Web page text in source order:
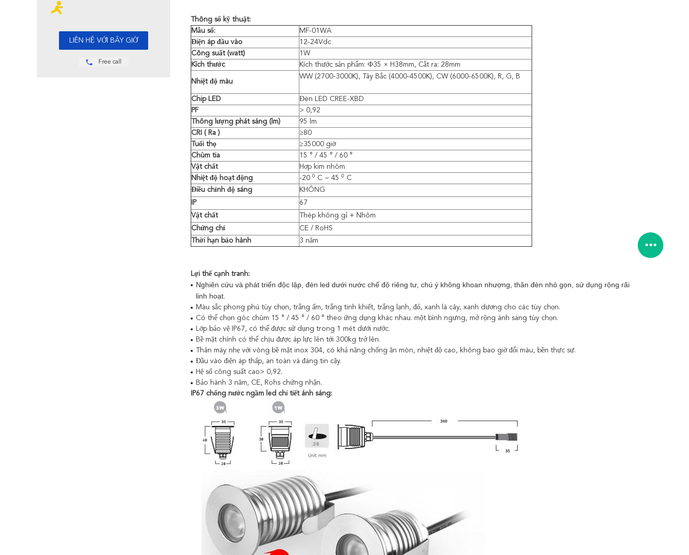
Free call
Thông số kỹ thuật:
Mẫu số:
MF-01WA
Điện áp đầu vào
12-24Vdc
Công suất (watt)
1W
Kích thước
Kích thước sản phẩm: Ф35 × H38mm, Cắt ra: 28mm
Nhiệt độ màu
WW (2700-3000K), Tây Bắc (4000-4500K), CW (6000-6500K), R, G, B
Chip LED
Đèn LED CREE-XBD
PF
> 0,92
Thông lượng phát sáng (lm)
95
lm
CRI ( Ra )
≥80
Tuổi thọ
≥35000 giờ
Chùm tia
15 ° / 45 ° / 60 °
Vật chất
Hợp kim nhôm
Nhiệt độ hoạt động
-20 0 C ~ 45 0 C
Điều chỉnh độ sáng
KHÔNG
IP
67
Vật chất
Thép không gỉ + Nhôm
Chứng chỉ
CE / RoHS
Thời hạn bảo hành
3 năm
Lợi thế cạnh tranh:
Nghiên cứu và phát triển độc lập, đèn led dưới nước chế độ riêng tư, chú ý không khoan nhượng, thân đèn nhỏ gọn, sử dụng rộng rãi
linh hoạt.
Màu sắc phong phú tùy chọn, trắng ấm, trắng tinh khiết, trắng lạnh, đỏ, xanh lá cây, xanh dương cho các tùy chọn.
Có thể chọn góc chùm 15 ° / 45 ° / 60 ° theo ứng dụng khác nhau. một bình ngưng, mở rộng ánh sáng tùy chọn.
Lớp bảo vệ IP67, có thể được sử dụng trong 1 mét dưới nước.
Bề mặt chính có thể chịu được áp lực lên tới 300kg trở lên.
Thân máy nhẹ với vòng bề mặt inox 304, có khả năng chống ăn mòn, nhiệt độ cao, không bao giờ đổi màu, bền thực sự.
Đầu vào điện áp thấp, an toàn và đáng tin cậy.
Hệ số công suất cao> 0,92.
Bảo hành 3 năm, CE, Rohs chứng nhận.
IP67 chống nước ngầm led chi tiết ánh sáng: